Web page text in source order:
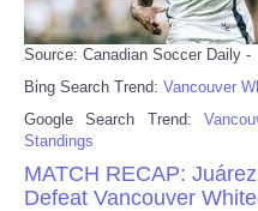
Source: Canadian Soccer Daily -
Bing Search Trend: Vancouver
Google Search Trend:
Standings
MATCH RECAP:
Defeat Vancouver